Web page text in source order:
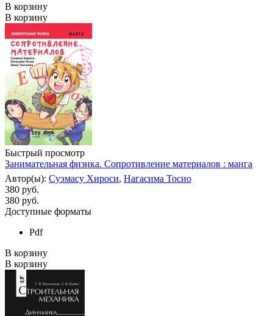
В корзину
В корзину
Быстрый просмотр
Занимательная физика. Сопротивление материалов : манга
Автор(ы): Суэмасу Хироси, Нагасима Тосио
380 руб.
380 руб.
Доступные форматы
Pdf
В корзину
В корзину